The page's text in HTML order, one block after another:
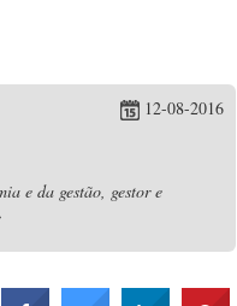
12-08-2016
e da gestão, gestor e